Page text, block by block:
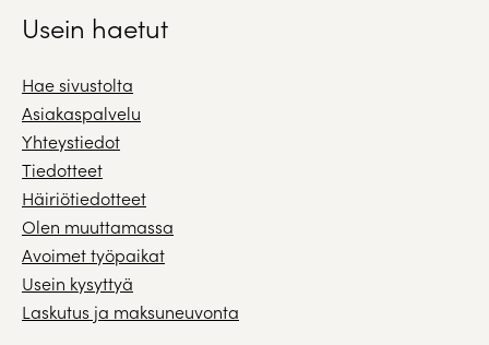
Usein haetut
Hae sivustolta
Asiakaspalvelu
Yhteystiedot
Tiedotteet
Häiriötiedotteet
Olen muuttamassa
Avoimet työpaikat
Usein kysyttyä
Laskutus ja maksuneuvonta